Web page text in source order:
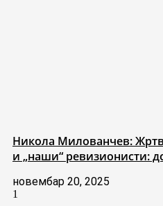
Никола Милованчев:
и „наши“ ревизионисти:
новембар 20, 2025